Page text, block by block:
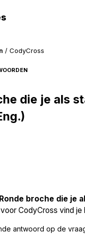
/ CodyCross
die je als
Ronde broche die je
voor CodyCross vind je
antwoord op de